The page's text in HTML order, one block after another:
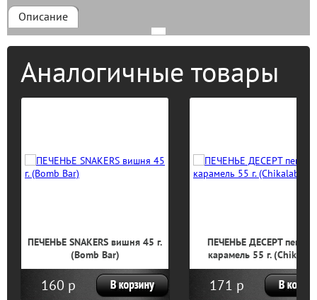
Описание
Аналогичные товары
ПЕЧЕНЬЕ SNAKERS вишня 45 г.
(Bomb Bar)
160 р
ПЕЧЕНЬЕ ДЕСЕРТ пекан
карамель 55 г.
171 р